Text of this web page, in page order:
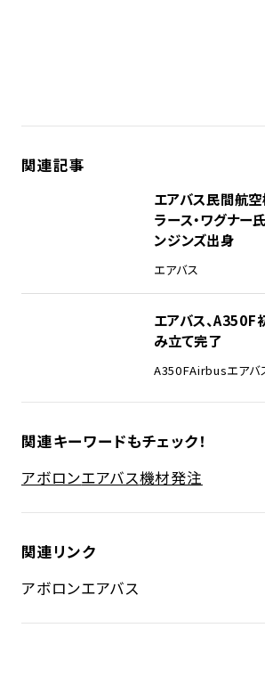
関連記事
エアバス民間航
ラース・ワグナー
ンジンズ出身
エアバス
エアバス、
み立て完了
A350FAirbusエアバ
関連キーワードもチェック！
アボロンエアバス機材発注
関連リンク
アボロンエアバス